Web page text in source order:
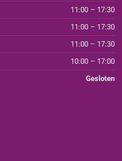
11:00 – 17:30
11:00 – 17:30
11:00 – 17:30
10:00 – 17:00
Gesloten